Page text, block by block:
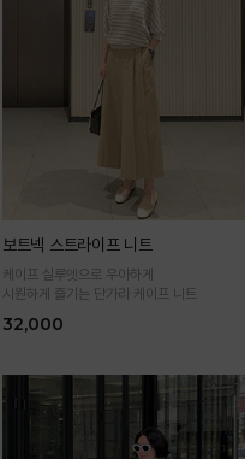
보트넥 스트라이프 니트
케이프 실루엣으로 우아하게
시원하게 즐기는 단가라 케이프 니트
32,000